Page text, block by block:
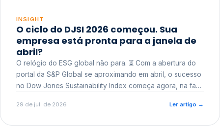
INSIGHT
O ciclo do DJSI 2026 começou. Sua
empresa está pronta para a janela de
abril?
O relógio do ESG global não para. ⏳ Com a abertura do
portal da S&P Global se aproximando em abril, o sucesso
no Dow Jones Sustainability Index começa agora, na fase
29 de jul. de 2026 Ler artigo →